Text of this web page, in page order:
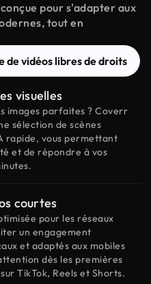
pour s'adapter aux
tout en
de vidéos libres de droits
visuelles
images parfaites ? Coverr
sélection de scènes
rapide, vous permettant
et de répondre à vos
courtes
pour les réseaux
un engagement
et adaptés aux mobiles
dès les premières
TikTok, Reels et Shorts.